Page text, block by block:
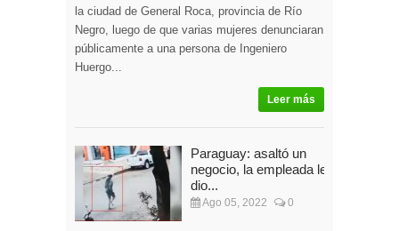
la ciudad de General Roca, provincia de Río
Negro, luego de que varias mujeres denunciaran
públicamente a una persona de Ingeniero
Huergo...
Leer más
Paraguay: asaltó un
negocio, la empleada le
dio...
Ago 05, 2022 0